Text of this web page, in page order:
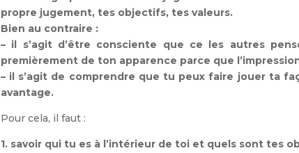
propre jugement, tes objectifs, tes valeurs.
Bien au contraire :
– il s’agit d’être consciente que ce les autres
premièrement de ton apparence parce que
– il s’agit de comprendre que tu peux faire jouer ta
avantage.
Pour cela, il faut :
1. savoir qui tu es à l’intérieur de toi et quels sont tes